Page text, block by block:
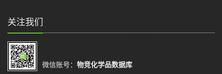
关注我们
微信账号： 物竞化学品数据库